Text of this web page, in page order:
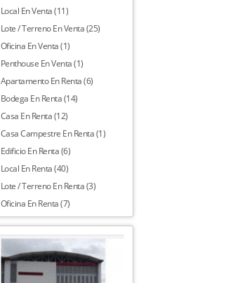
Local En Venta (11)
Lote / Terreno En Venta (25)
Oficina En Venta (1)
Penthouse En Venta (1)
Apartamento En Renta (6)
Bodega En Renta (14)
Casa En Renta (12)
Casa Campestre En Renta (1)
Edificio En Renta (6)
Local En Renta (40)
Lote / Terreno En Renta (3)
Oficina En Renta (7)